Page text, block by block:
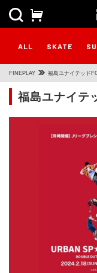
ALL SKATE
FINEPLAY 福島ユナイテッド
福島ユナイテ